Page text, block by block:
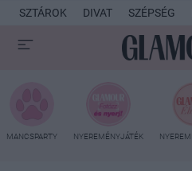
SZTÁROK DIVAT SZÉPSÉG
MANCSPARTY NYEREMÉNYJÁTÉK